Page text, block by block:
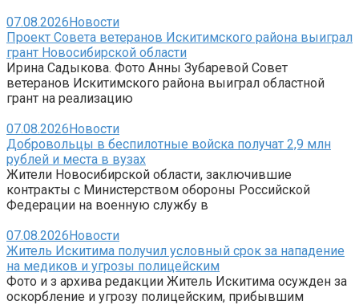
07.08.2026Новости
Проект Совета ветеранов Искитимского района выиграл
грант Новосибирской области
Ирина Садыкова. Фото Анны Зубаревой Совет
ветеранов Искитимского района выиграл областной
грант на реализацию
07.08.2026Новости
Добровольцы в беспилотные войска получат 2,9 млн
рублей и места в вузах
Жители Новосибирской области, заключившие
контракты с Министерством обороны Российской
Федерации на военную службу в
07.08.2026Новости
Житель Искитима получил условный срок за нападение
на медиков и угрозы полицейским
Фото и з архива редакции Житель Искитима осужден за
оскорбление и угрозу полицейским, прибывшим